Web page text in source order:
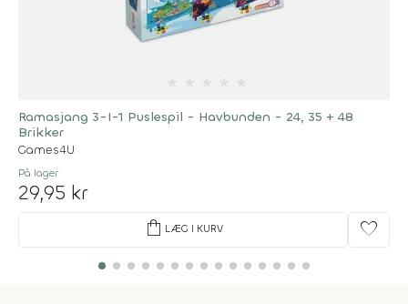
Ramasjang 3-I-1 Puslespil - Havbunden - 24, 35 + 48
Brikker
Games4U
På lager
29,95 kr
shopping_bag LÆG I KURV favorite